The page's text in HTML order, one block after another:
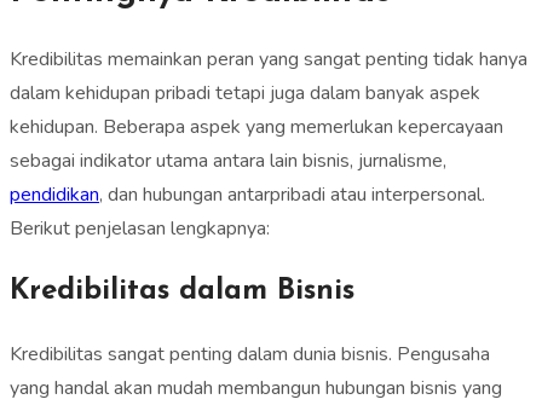
Kredibilitas memainkan peran yang sangat penting tidak hanya
dalam kehidupan pribadi tetapi juga dalam banyak aspek
kehidupan. Beberapa aspek yang memerlukan kepercayaan
sebagai indikator utama antara lain bisnis, jurnalisme,
pendidikan, dan hubungan antarpribadi atau interpersonal.
Berikut penjelasan lengkapnya:
Kredibilitas dalam Bisnis
Kredibilitas sangat penting dalam dunia bisnis. Pengusaha
yang handal akan mudah membangun hubungan bisnis yang